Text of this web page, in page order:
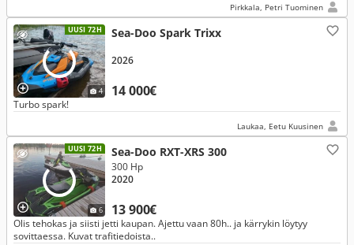
Pirkkala, Petri Tuominen
UUSI 72H
4
Sea-Doo Spark Trixx
14 000€
2026
Turbo spark!
Laukaa, Eetu Kuusinen
UUSI 72H
6
Sea-Doo RXT-XRS 300
13 900€
300 Hp
2020
Olis tehokas ja siisti jetti kaupan. Ajettu vaan 80h.. ja kärrykin löytyy
sovittaessa. Kuvat trafitiedoista..